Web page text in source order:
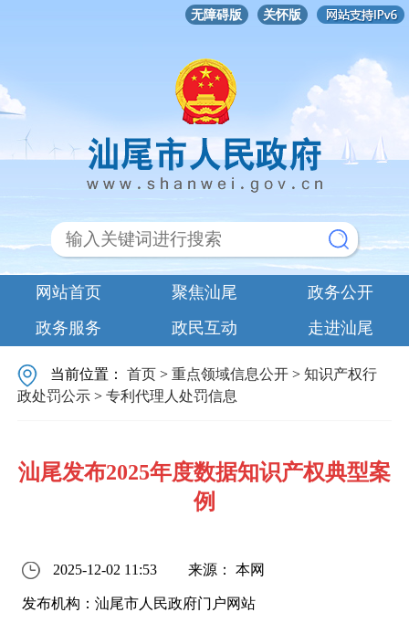
无障碍版 关怀版
网站首页 聚焦汕尾
政务公开
政务服务
政民互动 走进汕尾
当前位置：首页 >重点领域信息公开 >知识产权行
政处罚公示 >专利代理人处罚信息
汕尾发布2025年度数据知识产权典型案
例
2025-12-02 11:53 来源： 本网
发布机构：汕尾市人民政府门户网站